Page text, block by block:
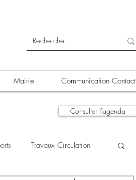
Mairie Communication Contact
Consulter l'agenda
Travaux Circulation